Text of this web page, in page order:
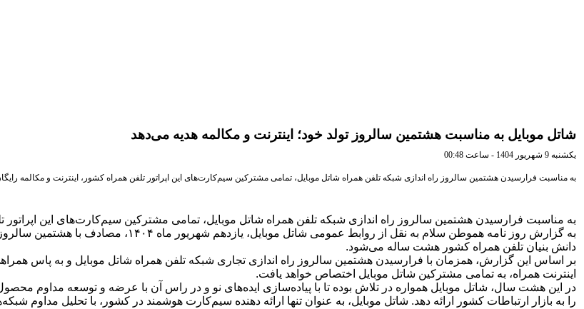
شاتل موبایل به مناسبت هشتمین سالروز تولد خود؛ اینترنت و مکالمه هدیه می‌دهد
يكشنبه 9 شهريور 1404 - ساعت 00:48
به مناسبت فرارسیدن هشتمین سالروز راه اندازی شبکه تلفن همراه شاتل موبایل، تمامی مشترکین سیم‌کارت‌های این اپراتور تلفن همراه کشور، اینترنت و مکالمه
به مناسبت فرارسیدن هشتمین سالروز راه اندازی شبکه تلفن همراه شاتل موبایل، تمامی مشترکین سیم‌کارت‌های این اپراتور
به گزارش روز نامه هموطن سلام به نقل از روابط
دانش بنیان تلفن همراه کشور هشت ساله می‌شود.
اینترنت همراه، به تمامی مشترکین شاتل موبایل اختصاص خواهد یافت.
در این هشت سال، شاتل موبایل همواره در تلاش بوده تا با پیاده‌سازی ایده‌های نو و در راس آن با عرضه و توسعه مداوم
را به بازار ارتباطات کشور ارائه دهد. شاتل موبایل، به عنوان تنها ارائه دهنده سیم‌کارت هوشمند در کشور، با تحلیل مداوم